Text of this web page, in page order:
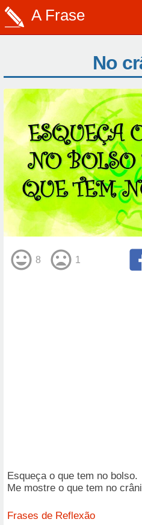
A Frase
No
8 1
Esqueça o que tem no bolso.
Me mostre o que tem no
Frases de Reflexão